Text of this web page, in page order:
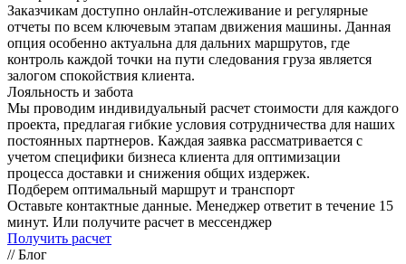
Заказчикам доступно онлайн-отслеживание и регулярные
отчеты по всем ключевым этапам движения машины. Данная
опция особенно актуальна для дальних маршрутов, где
контроль каждой точки на пути следования груза является
залогом спокойствия клиента.
Лояльность и забота
Мы проводим индивидуальный расчет стоимости для каждого
проекта, предлагая гибкие условия сотрудничества для наших
постоянных партнеров. Каждая заявка рассматривается с
учетом специфики бизнеса клиента для оптимизации
процесса доставки и снижения общих издержек.
Подберем оптимальный маршрут и транспорт
Оставьте контактные данные. Менеджер ответит в течение 15
минут. Или получите расчет в мессенджер
Получить расчет
// Блог